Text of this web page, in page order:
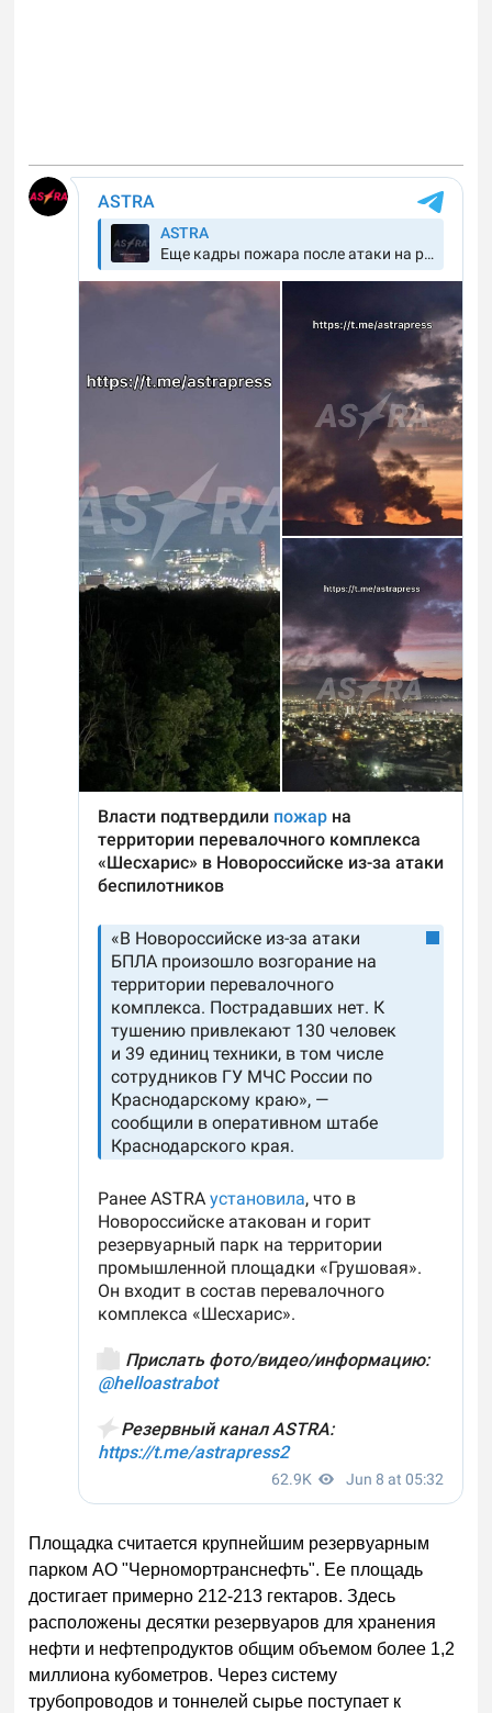
Площадка считается крупнейшим резервуарным
парком АО "Черномортранснефть". Ее площадь
достигает примерно 212-213 гектаров. Здесь
расположены десятки резервуаров для хранения
нефти и нефтепродуктов общим объемом более 1,2
миллиона кубометров. Через систему
трубопроводов и тоннелей сырье поступает к